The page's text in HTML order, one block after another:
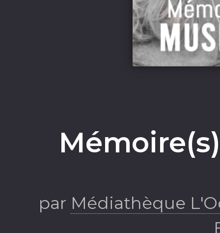
par Médiathèque